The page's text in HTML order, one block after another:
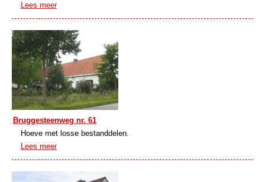
Lees meer
Bruggesteenweg nr. 61
Hoeve met losse bestanddelen.
Lees meer